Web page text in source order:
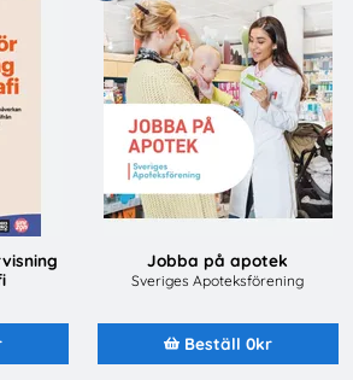
Jobba på apotek
Sveriges Apoteksförening
Beställ 0kr